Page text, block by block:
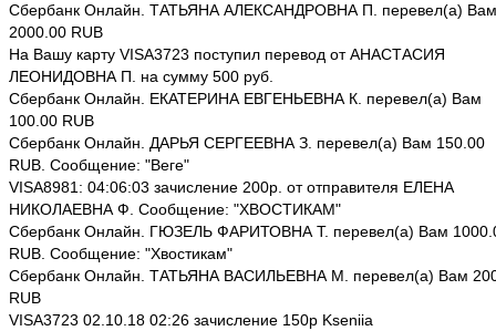
Сбербанк Онлайн. ТАТЬЯНА АЛЕКСАНДРОВНА П. перевел(а) Вам
2000.00 RUB
На Вашу карту VISA3723 поступил перевод от АНАСТАСИЯ
ЛЕОНИДОВНА П. на сумму 500 руб.
Сбербанк Онлайн. ЕКАТЕРИНА ЕВГЕНЬЕВНА К. перевел(а) Вам
100.00 RUB
Сбербанк Онлайн. ДАРЬЯ СЕРГЕЕВНА З. перевел(а) Вам 150.00
RUB. Сообщение: "Веге"
VISA8981: 04:06:03 зачисление 200р. от отправителя ЕЛЕНА
НИКОЛАЕВНА Ф. Сообщение: "ХВОСТИКАМ"
Сбербанк Онлайн. ГЮЗЕЛЬ ФАРИТОВНА Т. перевел(а) Вам
RUB. Сообщение: "Хвостикам"
Сбербанк Онлайн. ТАТЬЯНА ВАСИЛЬЕВНА М. перевел(а) Вам
RUB
VISA3723 02.10.18 02:26 зачисление 150р Kseniia